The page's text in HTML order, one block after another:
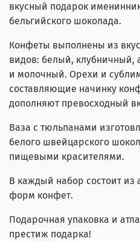
вкусный подарок
бельгийского шоколада.
Конфеты выполнены из
видов: белый, клубничный,
и молочный. Орехи и
составляющие начинку
дополняют превосходный
Ваза с тюльпанами
белого швейцарского
пищевыми красителями.
В каждый набор состоит из
форм конфет.
Подарочная упаковка и
престиж подарка!